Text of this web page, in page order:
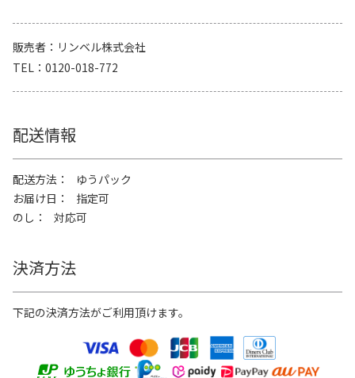
販売者
リンベル株式会社
TEL
0120-018-772
配送情報
配送方法
ゆうパック
お届け日
指定可
のし
対応可
決済方法
下記の決済方法がご利用頂けます。